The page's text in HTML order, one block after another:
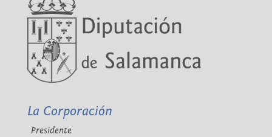
La Corporación
Presidente